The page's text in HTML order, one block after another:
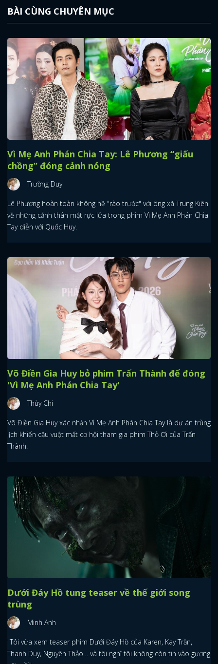
BÀI CÙNG CHUYÊN MỤC
Vì Mẹ Anh Phán Chia Tay: Lê Phương “giấu
chồng” đóng cảnh nóng
Trường Duy
Lê Phương hoàn toàn không hề "rào trước" với ông xã Trung Kiên
về những cảnh thân mật rực lửa trong phim Vì Mẹ Anh Phán Chia
Tay diễn với Quốc Huy.
Võ Điền Gia Huy bỏ phim Trấn Thành để đóng
'Vì Mẹ Anh Phán Chia Tay'
Thùy Chi
Võ Điền Gia Huy xác nhận Vì Mẹ Anh Phán Chia Tay là dự án trùng
lịch khiến cậu vuột mất cơ hội tham gia phim Thỏ Ơi của Trấn
Thành.
Dưới Đáy Hồ tung teaser về thế giới song
trùng
Minh Anh
"Tôi vừa xem teaser phim Dưới Đáy Hồ của Karen, Kay Trần,
Thanh Duy, Nguyên Thảo… và tôi nghĩ tôi không còn tin vào gương